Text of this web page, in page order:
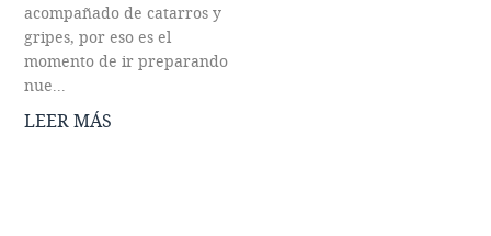
acompañado de catarros y
gripes, por eso es el
momento de ir preparando
nue...
LEER MÁS